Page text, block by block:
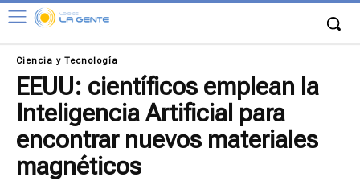
Ciencia y Tecnología
EEUU: científicos emplean la
Inteligencia Artificial para
encontrar nuevos materiales
magnéticos